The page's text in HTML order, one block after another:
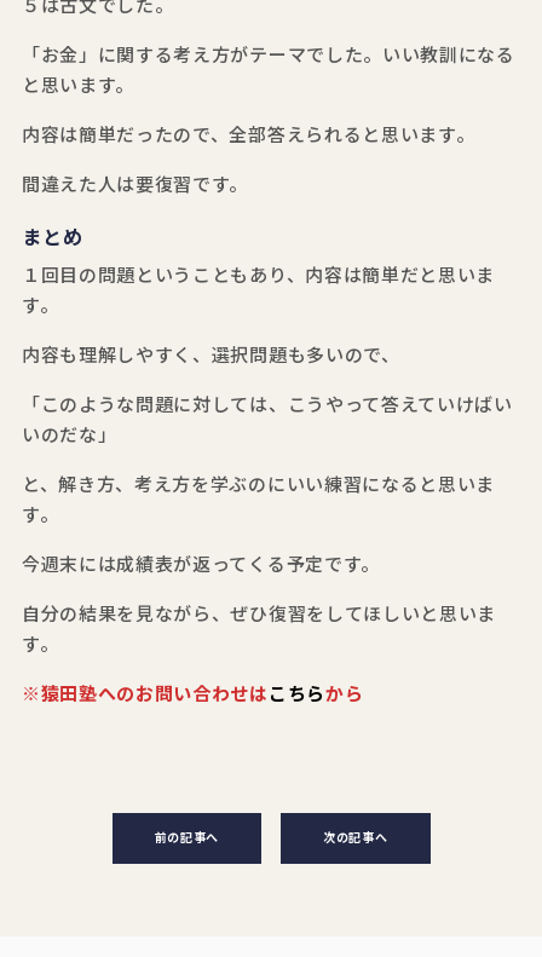
５は古文でした。
「お金」に関する考え方がテーマでした。いい教訓になる
と思います。
内容は簡単だったので、全部答えられると思います。
間違えた人は要復習です。
まとめ
１回目の問題ということもあり、内容は簡単だと思いま
す。
内容も理解しやすく、選択問題も多いので、
「このような問題に対しては、こうやって答えていけばい
いのだな」
と、解き方、考え方を学ぶのにいい練習になると思いま
す。
今週末には成績表が返ってくる予定です。
自分の結果を見ながら、ぜひ復習をしてほしいと思いま
す。
※猿田塾へのお問い合わせは こちらから
前の記事へ 次の記事へ